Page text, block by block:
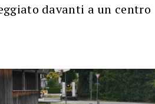
davanti a un centro